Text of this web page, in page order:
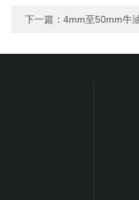
下一篇： 4mm至50mm牛